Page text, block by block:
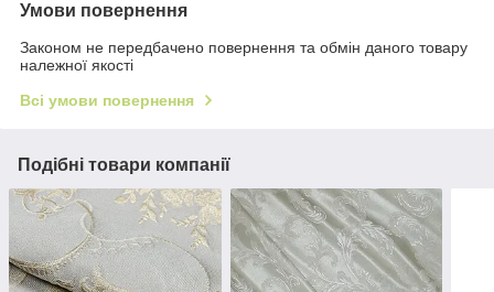
Умови повернення
Законом не передбачено повернення та обмін даного товару
належної якості
Всі умови повернення
Подібні товари компанії